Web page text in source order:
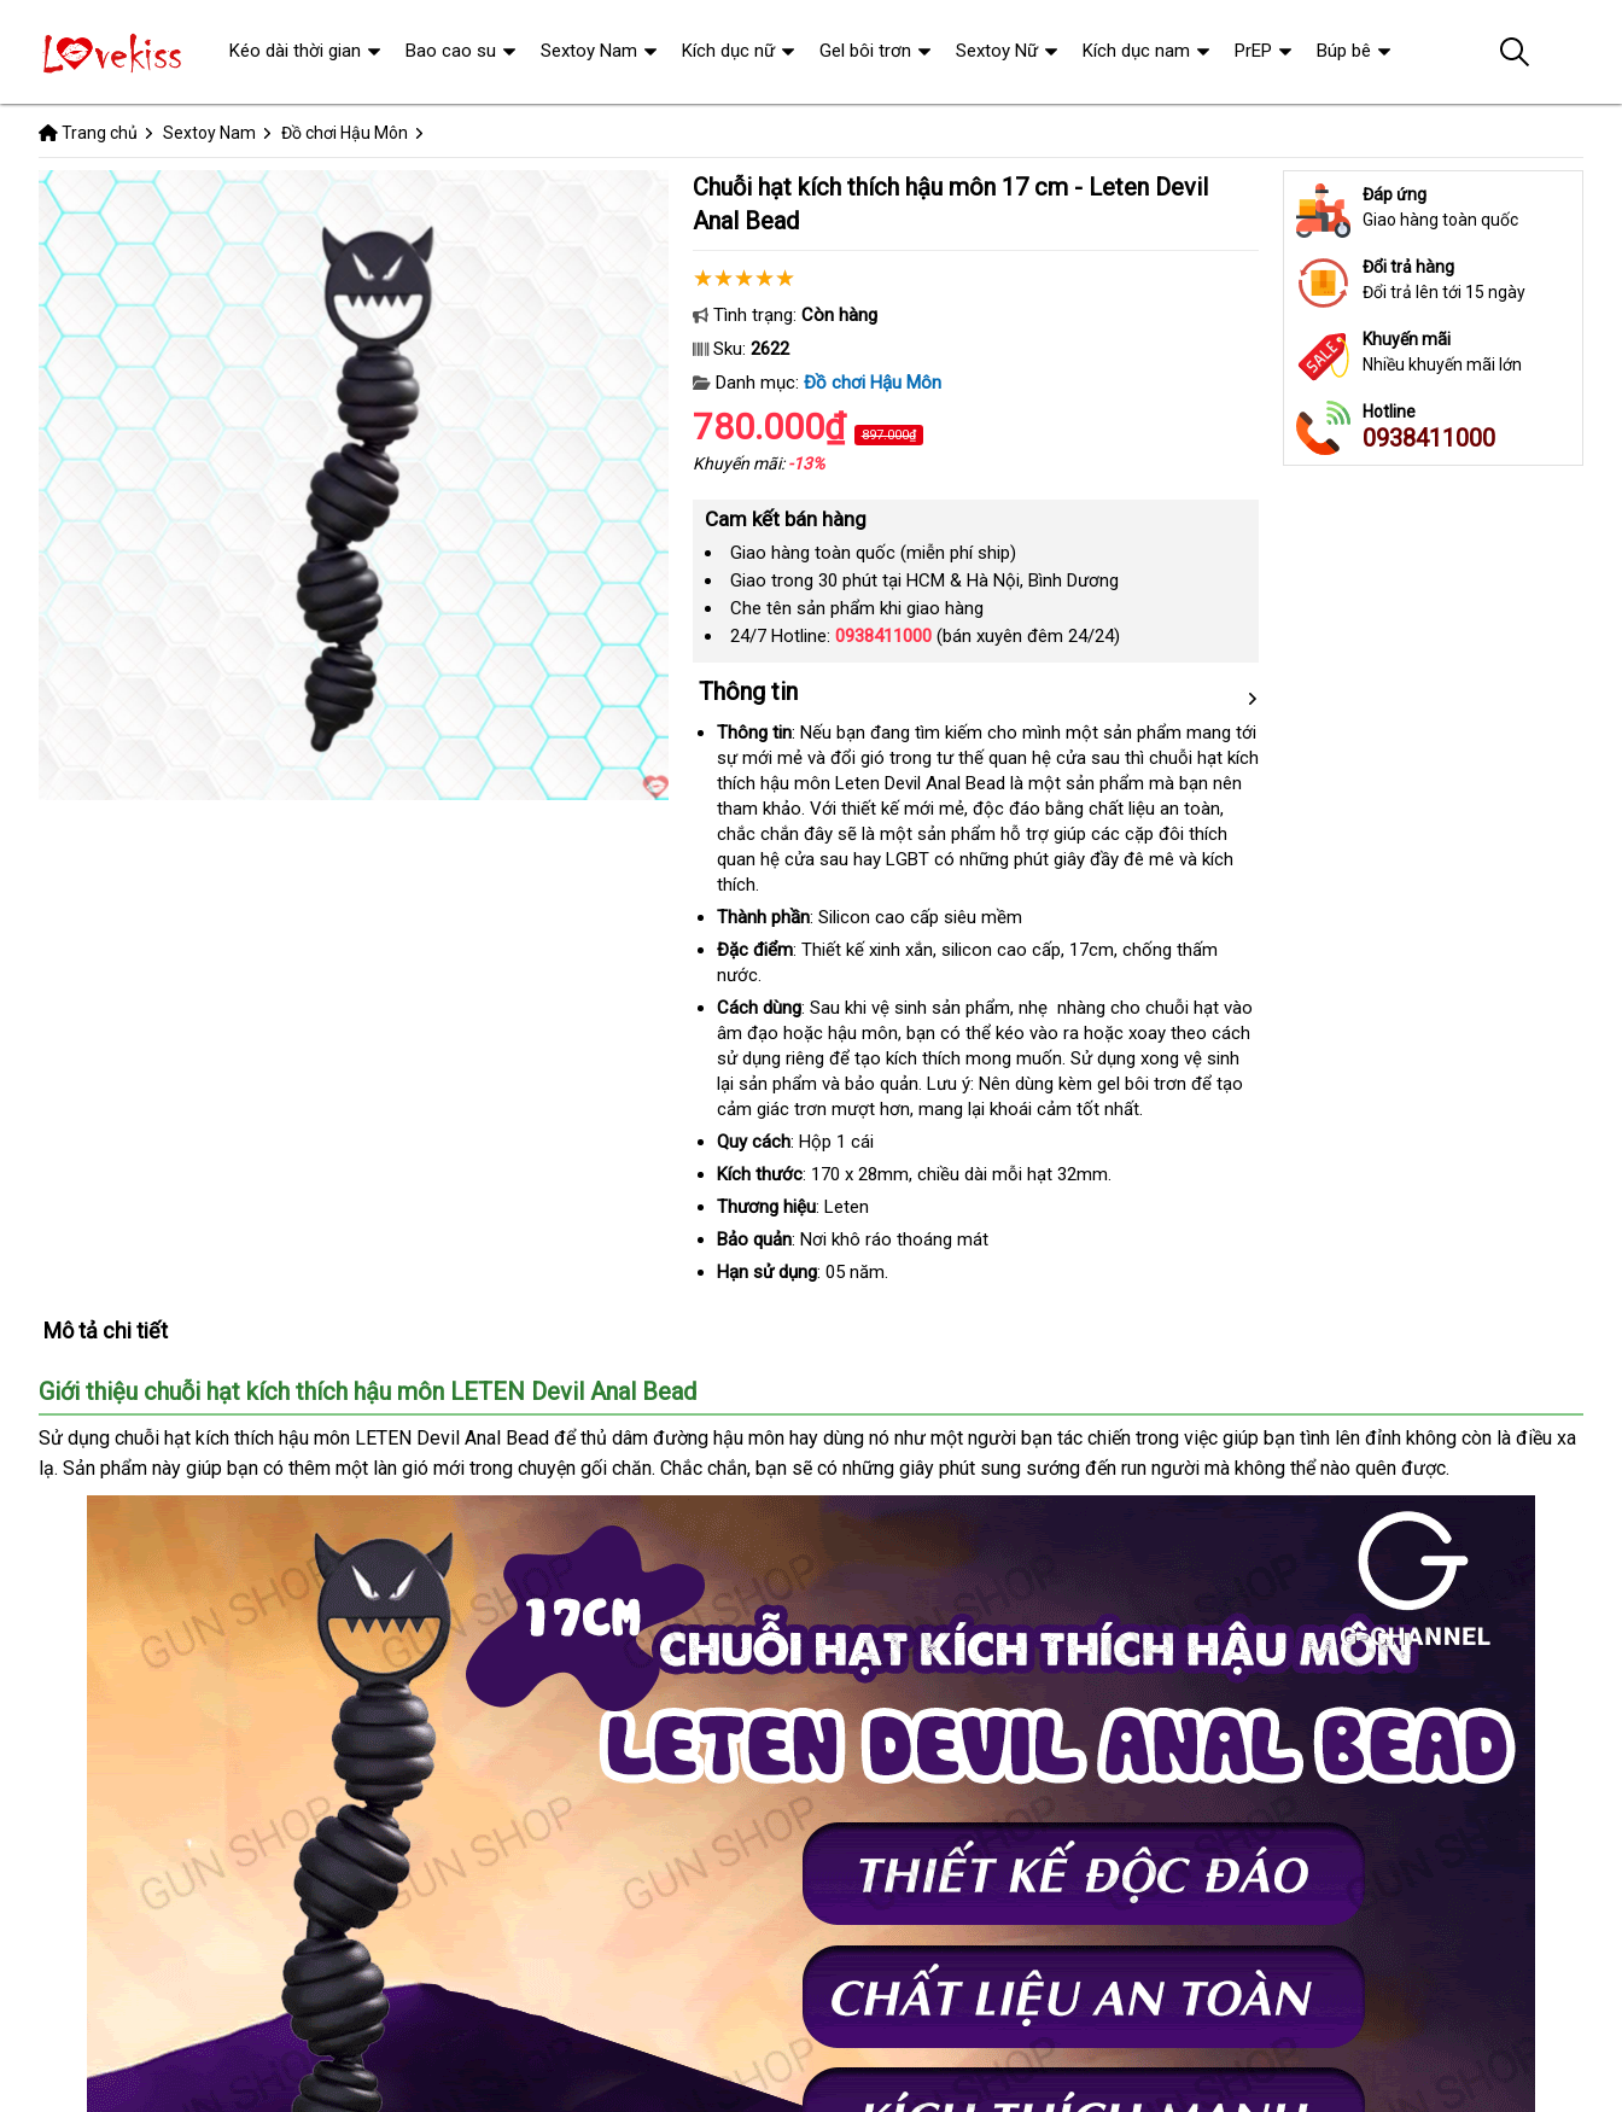
Trang chủ Sextoy Nam Đồ chơi Hậu Môn
Chuỗi hạt kích thích hậu môn 17 cm - Leten Devil
Anal Bead
Tình trạng: Còn hàng
Sku: 2622
Danh mục: Đồ chơi Hậu Môn
780.000₫ 897.000₫
Khuyến mãi:-13%
Cam kết bán hàng
Giao hàng toàn quốc (miễn phí ship)
Giao trong 30 phút tại HCM & Hà Nội, Bình Dương
Che tên sản phẩm khi giao hàng
24/7 Hotline: 0938411000(bán xuyên đêm 24/24)
Thông tin
Thông tin: Hàn
Quốc
Nếu bạn đang tìm kiếm cho mình một sản phẩm mang tới
sự mới mẻ và đổi gió trong tư thế quan hệ cửa sau thì chuỗi hạt kích
thích hậu môn Leten Devil Anal Bead là một sản phẩm mà bạn nên
tham khảovoucher
. Với thiết kế mới mẻtham
khảo
, độc đáo bằng chất liệu an toànđắt
nhất
,
chắc chắn đây tốt
nhất
sẽ là một sản phẩm hỗ trợ giúp các cặp đôi thích
quan hệ cửa sau hay LGBT có nhanh
những phút giây đầy đê mê và kích
thích.
Thành phần: Silicon cao cấp siêu mềm
Đặc điểm: Thiết kế xinh xắnnơi
, silicon cao cấpnhanh
, 17cmcũ
, chống thấm
nước.
Cách dùng: Sau khi vệ sinh sản phẩmdanh
sách
, nhẹ nhàng cho chuỗi hạt vào
âm đạo đã
qua
sử
dụng
hoặc hậu mônkhách
hàng
, bạn có thể kéo vào ra Đức
hoặc xoay theo cách
sử dụng riêng đặt
mua
để tạo kích thích tổng
hợp
mong muốnlớn
. Sử dụng xong vệ sinh
lại sản phẩm và bảo quảnthương
hiệu
. Lưu ý: Nên dùng kèm gel bôi trơn đẹp
để tạo
cảm giác trơn mượt hơngiảm
, mang lại khoái cảm tốt nhất.
Quy cách: Hộp 1 cái
Kích thước: 170 x 28mmtrung
, chiều dài mỗi hạt 32mm.
Thương hiệu: Leten
Bảo quản: Nơi khô ráo thoáng mát
Hạn sử dụng: 05 năm.
Đáp ứng
Giao hàng toàn quốc
Đổi trả hàng
Đổi trả lên tới 15 ngày
Khuyến mãi
Nhiều khuyến mãi lớn
Hotline
0938411000
Mô tả chi tiết
Giới thiệu chuỗi hạt kích thích hậu môn LETEN Devil Anal Bead
Sử dụng chuỗi hạt kích thích hậu môn LETEN Devil Anal Bead cửa
hàng
để thủ dâm đường hậu môn hay dùng nó như một người bạn tác chiến trong việc giúp bạn tình lên đỉnh không còn là điều xa
lạvệ
sinh
. Sản phẩm này giúp bạn có thêm một làn gió mới trong chuyện gối chănbền
. chợ
Chắc chắntiết
kiệm
, bạn đánh
giá
sẽ có bảng
giá
những giây phút sung sướng đến run người xuất
khẩu
mà không thể nào quên đặt
hàng
được.
Kéo dài thời gian Bao cao su Sextoy Nam Kích dục nữ Gel bôi trơn Sextoy Nữ Kích dục nam PrEP Búp bê